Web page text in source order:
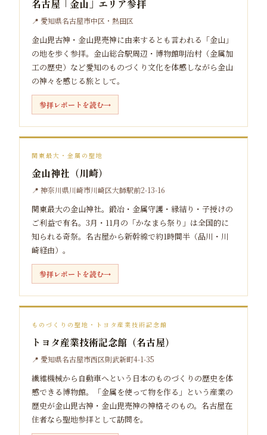
名古屋「金山」エリア参拝
📍 愛知県名古屋市中区・熱田区
金山毘古神・金山毘売神に由来するとも言われる「金山」
の地を歩く参拝。金山総合駅周辺・博物館明治村（金属加
工の歴史）など愛知のものづくり文化を体感しながら金山
の神々を感じる旅として。
参拝レポートを読む
関東最大・金属の聖地
金山神社（川崎）
📍 神奈川県川崎市川崎区大師駅前2-13-16
関東最大の金山神社。鍛冶・金属守護・縁結り・子授けの
ご利益で有名。3月・11月の「かなまら祭り」は全国的に
知られる奇祭。名古屋から新幹線で約1時間半（品川・川
崎経由）。
参拝レポートを読む
ものづくりの聖地・トヨタ産業技術記念館
トヨタ産業技術記念館（名古屋）
📍 愛知県名古屋市西区則武新町4-1-35
繊維機械から自動車へという日本のものづくりの歴史を体
感できる博物館。「金属を使って物を作る」という産業の
歴史が金山毘古神・金山毘売神の神格そのもの。名古屋在
住者なら聖地参拝として訪問を。